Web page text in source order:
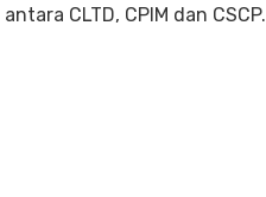
CLTD, CPIM dan CSCP.